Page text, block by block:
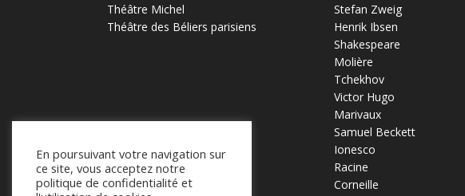
Théâtre Michel
Théâtre des Béliers parisiens
Stefan Zweig
Henrik Ibsen
Shakespeare
Molière
Tchekhov
Victor Hugo
Marivaux
Samuel Beckett
Ionesco
Racine
Corneille
En poursuivant votre navigation sur
ce site, vous acceptez notre
politique de confidentialité et